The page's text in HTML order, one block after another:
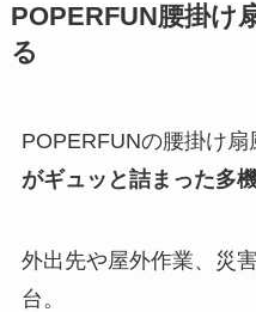
POPERFUN腰掛け
る
POPERFUNの腰掛け扇
がギュッと詰まった多
外出先や屋外作業、災
台。